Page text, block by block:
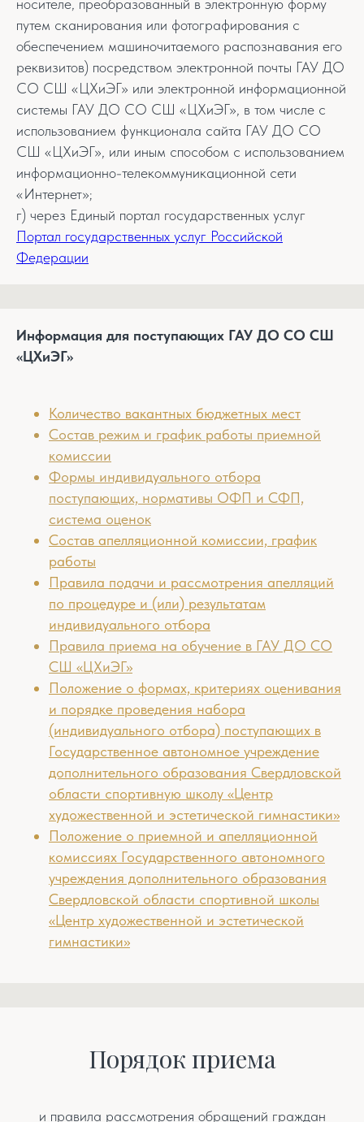
носителе, преобразованный в электронную форму
путем сканирования или фотографирования с
обеспечением машиночитаемого распознавания его
реквизитов) посредством электронной почты ГАУ ДО
СО СШ «ЦХиЭГ» или электронной информационной
системы ГАУ ДО СО СШ «ЦХиЭГ», в том числе с
использованием функционала сайта ГАУ ДО СО
СШ «ЦХиЭГ», или иным способом с использованием
информационно-телекоммуникационной сети
«Интернет»;
г) через Единый портал государственных услуг
Портал государственных услуг Российской
Федерации
Информация для поступающих ГАУ ДО СО СШ
«ЦХиЭГ»
Количество вакантных бюджетных мест
Состав режим и график работы приемной
комиссии
Формы индивидуального отбора
поступающих, нормативы ОФП и СФП,
система оценок
Состав апелляционной комиссии, график
работы
Правила подачи и рассмотрения апелляций
по процедуре и (или) результатам
индивидуального отбора
Правила приема на обучение в ГАУ ДО СО
СШ «ЦХиЭГ»
Положение о формах, критериях оценивания
и порядке проведения набора
(индивидуального отбора) поступающих в
Государственное автономное учреждение
дополнительного образования Свердловской
области спортивную школу «Центр
художественной и эстетической гимнастики»
Положение о приемной и апелляционной
комиссиях Государственного автономного
учреждения дополнительного образования
Свердловской области спортивной школы
«Центр художественной и эстетической
гимнастики»
Порядок приема
и правила рассмотрения обращений граждан